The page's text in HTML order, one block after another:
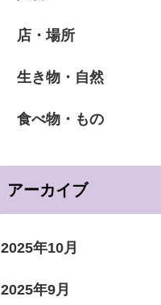
店・場所
生き物・自然
食べ物・もの
アーカイブ
2025年10月
2025年9月